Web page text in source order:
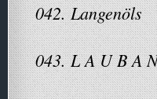
042. Langenöls
043. L A U B A